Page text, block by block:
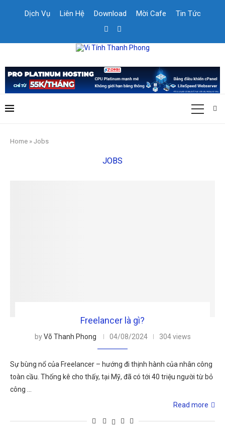
Dịch Vụ Liên Hệ Download Mời Cafe Tin Tức
Home » Jobs
JOBS
Freelancer là gì?
byVõ Thanh Phong 04/08/2024 304 views
Sự bùng nổ của Freelancer – hướng đi thịnh hành của nhân công
toàn cầu. Thống kê cho thấy, tại Mỹ, đã có tới 40 triệu người từ bỏ
công …
Read more